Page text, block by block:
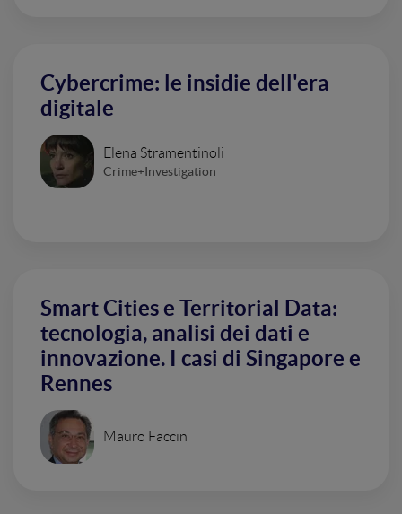
Cybercrime: le insidie dell'era
digitale
Elena Stramentinoli
Crime+Investigation
Smart Cities e Territorial Data:
tecnologia, analisi dei dati e
innovazione. I casi di Singapore e
Rennes
Mauro Faccin